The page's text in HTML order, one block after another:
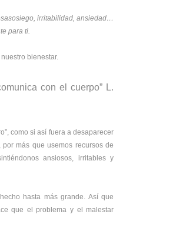
irritabilidad, ansiedad…
para ti.
bienestar.
con el cuerpo” L.
como si así fuera a desaparecer
más que usemos recursos de
ansiosos, irritables y
hasta más grande. Así que
que el problema y el malestar